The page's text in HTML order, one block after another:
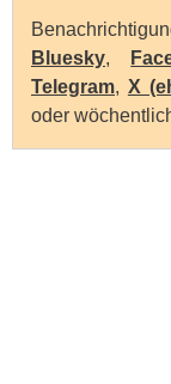
Bluesky,
Telegram, X
oder